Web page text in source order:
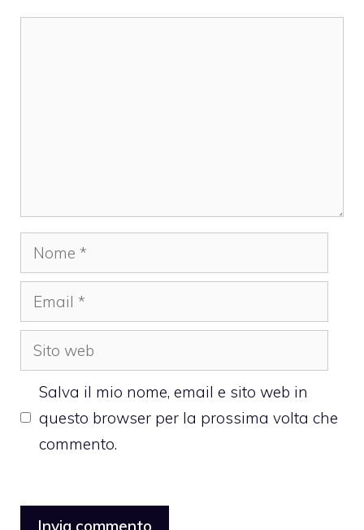
Nome
Email
Sito
web
Salva il mio nome, email e sito web in
questo browser per la prossima volta che
commento.